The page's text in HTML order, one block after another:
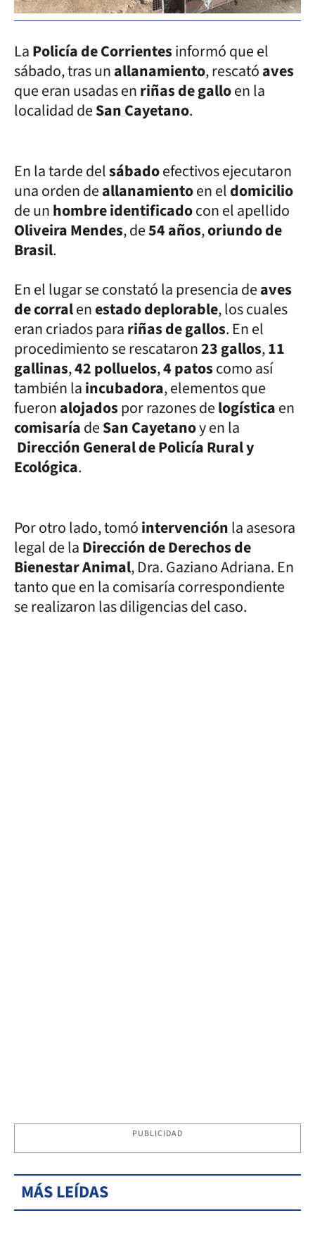
LaPolicía de Corrientesinformó que el
sábado, tras unallanamiento, rescatóaves
que eran usadas enriñas de galloen la
localidad deSan Cayetano.
En la tarde delsábadoefectivos ejecutaron
una orden deallanamientoen eldomicilio
de unhombre identificadocon el apellido
Oliveira Mendes, de54 años,oriundo de
Brasil.
En el lugar se constató la presencia deaves
de corralenestado deplorable, los cuales
eran criados parariñas de gallos. En el
procedimiento se rescataron23 gallos,11
gallinas,42 polluelos,4 patoscomo así
también laincubadora, elementos que
fueronalojadospor razones delogísticaen
comisaríadeSan Cayetanoy en la
Dirección General de Policía Rural y
Ecológica.
Por otro lado, tomóintervenciónla asesora
legal de laDirección de Derechos de
Bienestar Animal, Dra. Gaziano Adriana. En
tanto que en la comisaría correspondiente
se realizaron las diligencias del caso.
PUBLICIDAD
MÁS LEÍDAS